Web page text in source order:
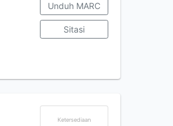
Unduh MARC
Sitasi
Ketersediaan